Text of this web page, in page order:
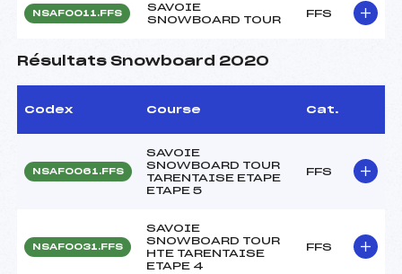
NSAF0011.FFS
SAVOIE
SNOWBOARD TOUR
FFS
Résultats Snowboard 2020
Codex Course Cat.
NSAF0061.FFS
SAVOIE
SNOWBOARD TOUR
TARENTAISE ETAPE
ETAPE 5
FFS
NSAF0031.FFS
SAVOIE
SNOWBOARD TOUR
HTE TARENTAISE
ETAPE 4
FFS